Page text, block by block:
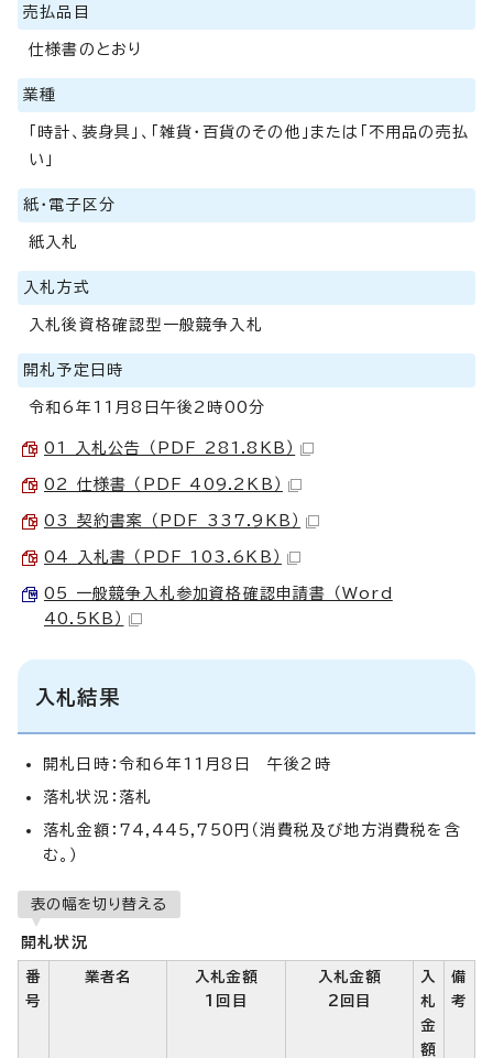
売払品目
仕様書のとおり
業種
「時計、装身具」、「雑貨・百貨のその他」または「不用品の売払
い」
紙・電子区分
紙入札
入札方式
入札後資格確認型一般競争入札
開札予定日時
令和6年11月8日午後2時00分
01 入札公告 （PDF 281.8KB）
02 仕様書 （PDF 409.2KB）
03 契約書案 （PDF 337.9KB）
04 入札書 （PDF 103.6KB）
05 一般競争入札参加資格確認申請書 （Word
40.5KB）
入札結果
開札日時：令和6年11月8日 午後2時
落札状況：落札
落札金額：74,445,750円（消費税及び地方消費税を含
む。）
表の幅を切り替える
開札状況
番
号
業者名
入札金額
1回目
入札金額
2回目
入
札
金
額
備
考